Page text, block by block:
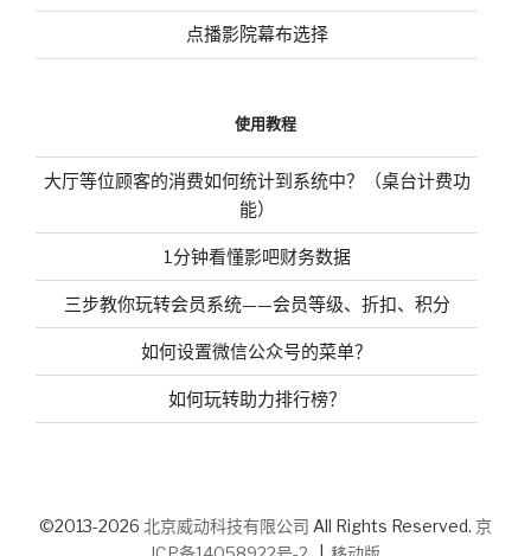
点播影院幕布选择
使用教程
大厅等位顾客的消费如何统计到系统中？（桌台计费功
能）
1分钟看懂影吧财务数据
三步教你玩转会员系统——会员等级、折扣、积分
如何设置微信公众号的菜单？
如何玩转助力排行榜？
©2013-2026 北京威动科技有限公司 All Rights Reserved. 京